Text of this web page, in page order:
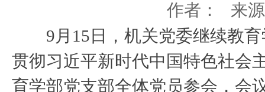
作者： 来
9月15日，机关党委继续教育
贯彻习近平新时代中国特色社会
育学部党支部全体党员参会，会